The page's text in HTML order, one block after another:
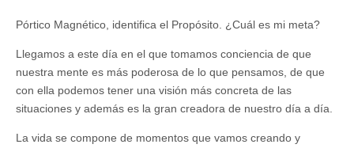
Pórtico Magnético, identifica el Propósito. ¿Cuál es mi meta?
Llegamos a este día en el que tomamos conciencia de que
nuestra mente es más poderosa de lo que pensamos, de que
con ella podemos tener una visión más concreta de las
situaciones y además es la gran creadora de nuestro día a día.
La vida se compone de momentos que vamos creando y